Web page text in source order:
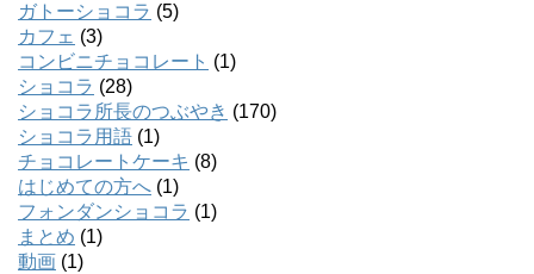
ガトーショコラ (5)
カフェ (3)
コンビニチョコレート (1)
ショコラ (28)
ショコラ所長のつぶやき (170)
ショコラ用語 (1)
チョコレートケーキ (8)
はじめての方へ (1)
フォンダンショコラ (1)
まとめ (1)
動画 (1)